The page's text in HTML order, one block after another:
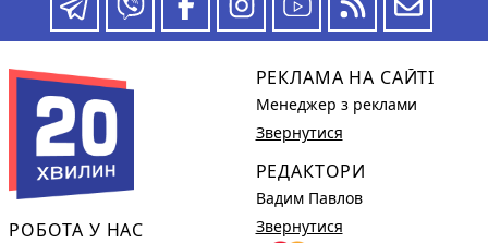
РОБОТА У НАС
РЕКЛАМА НА САЙТІ
Менеджер з реклами
Звернутися
РЕДАКТОРИ
Вадим Павлов
Звернутися